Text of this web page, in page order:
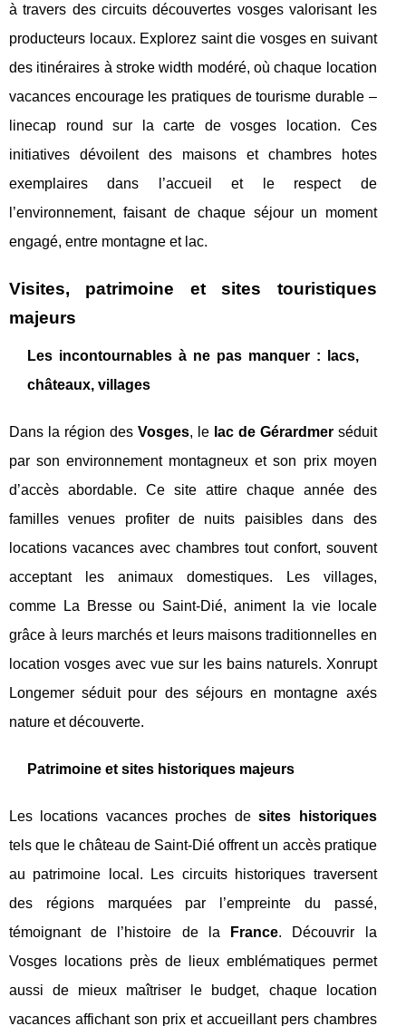
à travers des circuits découvertes vosges valorisant les
producteurs locaux. Explorez saint die vosges en suivant
des itinéraires à stroke width modéré, où chaque location
vacances encourage les pratiques de tourisme durable –
linecap round sur la carte de vosges location. Ces
initiatives dévoilent des maisons et chambres hotes
exemplaires dans l’accueil et le respect de
l’environnement, faisant de chaque séjour un moment
engagé, entre montagne et lac.
Visites, patrimoine et sites touristiques
majeurs
Les incontournables à ne pas manquer : lacs,
châteaux, villages
Dans la région des Vosges, le lac de Gérardmerséduit
par son environnement montagneux et son prix moyen
d’accès abordable. Ce site attire chaque année des
familles venues profiter de nuits paisibles dans des
locations vacances avec chambres tout confort, souvent
acceptant les animaux domestiques. Les villages,
comme La Bresse ou Saint-Dié, animent la vie locale
grâce à leurs marchés et leurs maisons traditionnelles en
location vosges avec vue sur les bains naturels. Xonrupt
Longemer séduit pour des séjours en montagne axés
nature et découverte.
Patrimoine et sites historiques majeurs
Les locations vacances proches desites historiques
tels que le château de Saint-Dié offrent un accès pratique
au patrimoine local. Les circuits historiques traversent
des régions marquées par l’empreinte du passé,
témoignant de l’histoire de la
France. Découvrir la
Vosges locations près de lieux emblématiques permet
aussi de mieux maîtriser le budget, chaque location
vacances affichant son prix et accueillant pers chambres